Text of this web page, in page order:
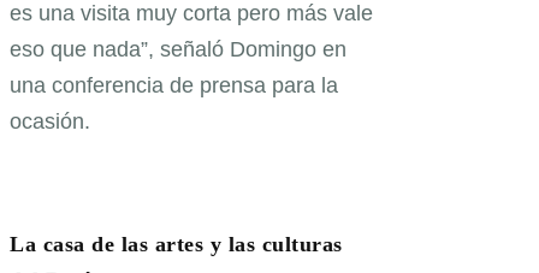
es una visita muy corta pero más vale
eso que nada”, señaló Domingo en
una conferencia de prensa para la
ocasión.
La casa de las artes y las culturas